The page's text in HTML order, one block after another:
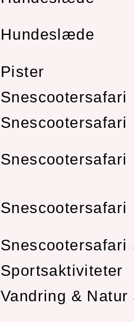
Hundeslæde
Pister
Snescootersafari
Snescootersafari
Snescootersafari
Snescootersafari
Snescootersafari
Sportsaktiviteter
Vandring & Natur